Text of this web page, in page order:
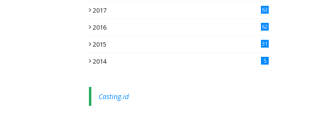
2017 63
2016
62
2015
31
2014 5
Casting.id